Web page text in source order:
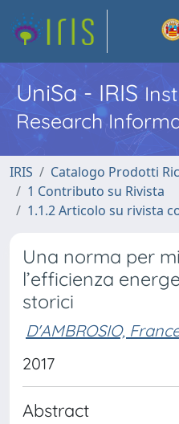
UniSa - IRIS
Research
IRIS
Catalogo Prodotti
1 Contributo su Rivista
1.1.2 Articolo su rivista
Una norma per
l’efficienza
storici
D'AMBROSIO,
2017
Abstract